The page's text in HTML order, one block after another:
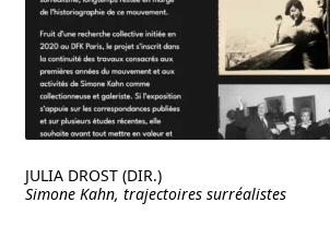
JULIA DROST (DIR.)
Simone Kahn, trajectoires surréalistes